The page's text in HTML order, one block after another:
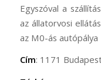
Egyszóval a
az állatorvosi
az M0-ás autópálya
Cím: 1171